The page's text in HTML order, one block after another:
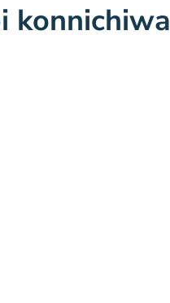
konnichiwa